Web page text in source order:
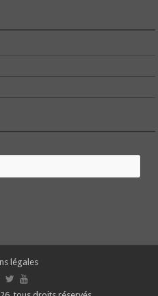
légales